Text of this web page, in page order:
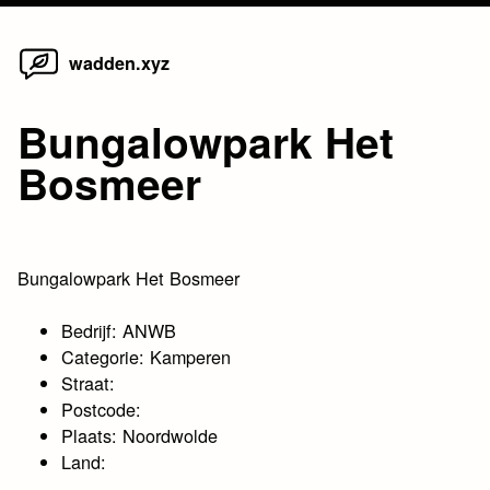
Skip
wadden.xyz
Bungalowpark Het
Bosmeer
Bungalowpark Het Bosmeer
Bedrijf: ANWB
Categorie: Kamperen
Straat:
Postcode:
Plaats: Noordwolde
Land: